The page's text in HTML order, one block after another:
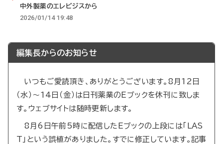
中外製薬のエレビジスから
2026/01/14 19:48
編集長からのお知らせ
いつもご愛読頂き、ありがとうございます。8月12日
（水）～14日（金）は日刊薬業のEブックを休刊に致しま
す。ウェブサイトは随時更新します。
8月6日午前5時に配信したEブックの上段には「LAS
T」という誤植がありました。すでに修正しています。記事